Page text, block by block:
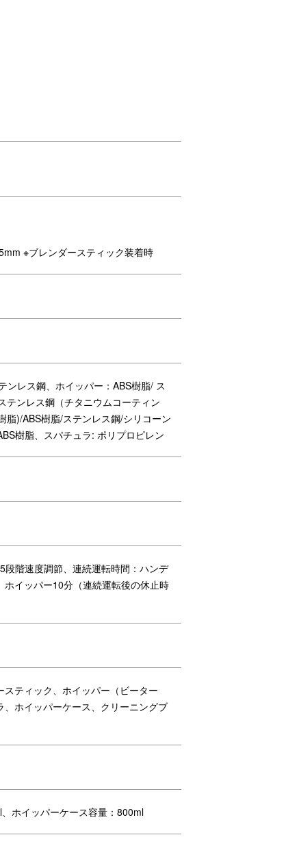
ホイッパー
クリーニングブラシ
※ブレンダースティック装着時
ンレス鋼、ホイッパー：ABS樹脂/ ス
テンレス鋼（チタニウムコーティン
脂)/ABS樹脂/ステンレス鋼/シリコーン
樹脂、スパチュラ: ポリプロピレン
階速度調節、連続運転時間：ハンデ
イッパー10分（連続運転後の休止時
ティック、ホイッパー（ビーター
ホイッパーケース、クリーニングブ
ホイッパーケース容量：800ml